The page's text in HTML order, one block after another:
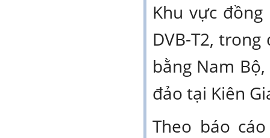
Khu vực
DVB-T2,
bằng Nam
đảo tại Kiên
Theo báo